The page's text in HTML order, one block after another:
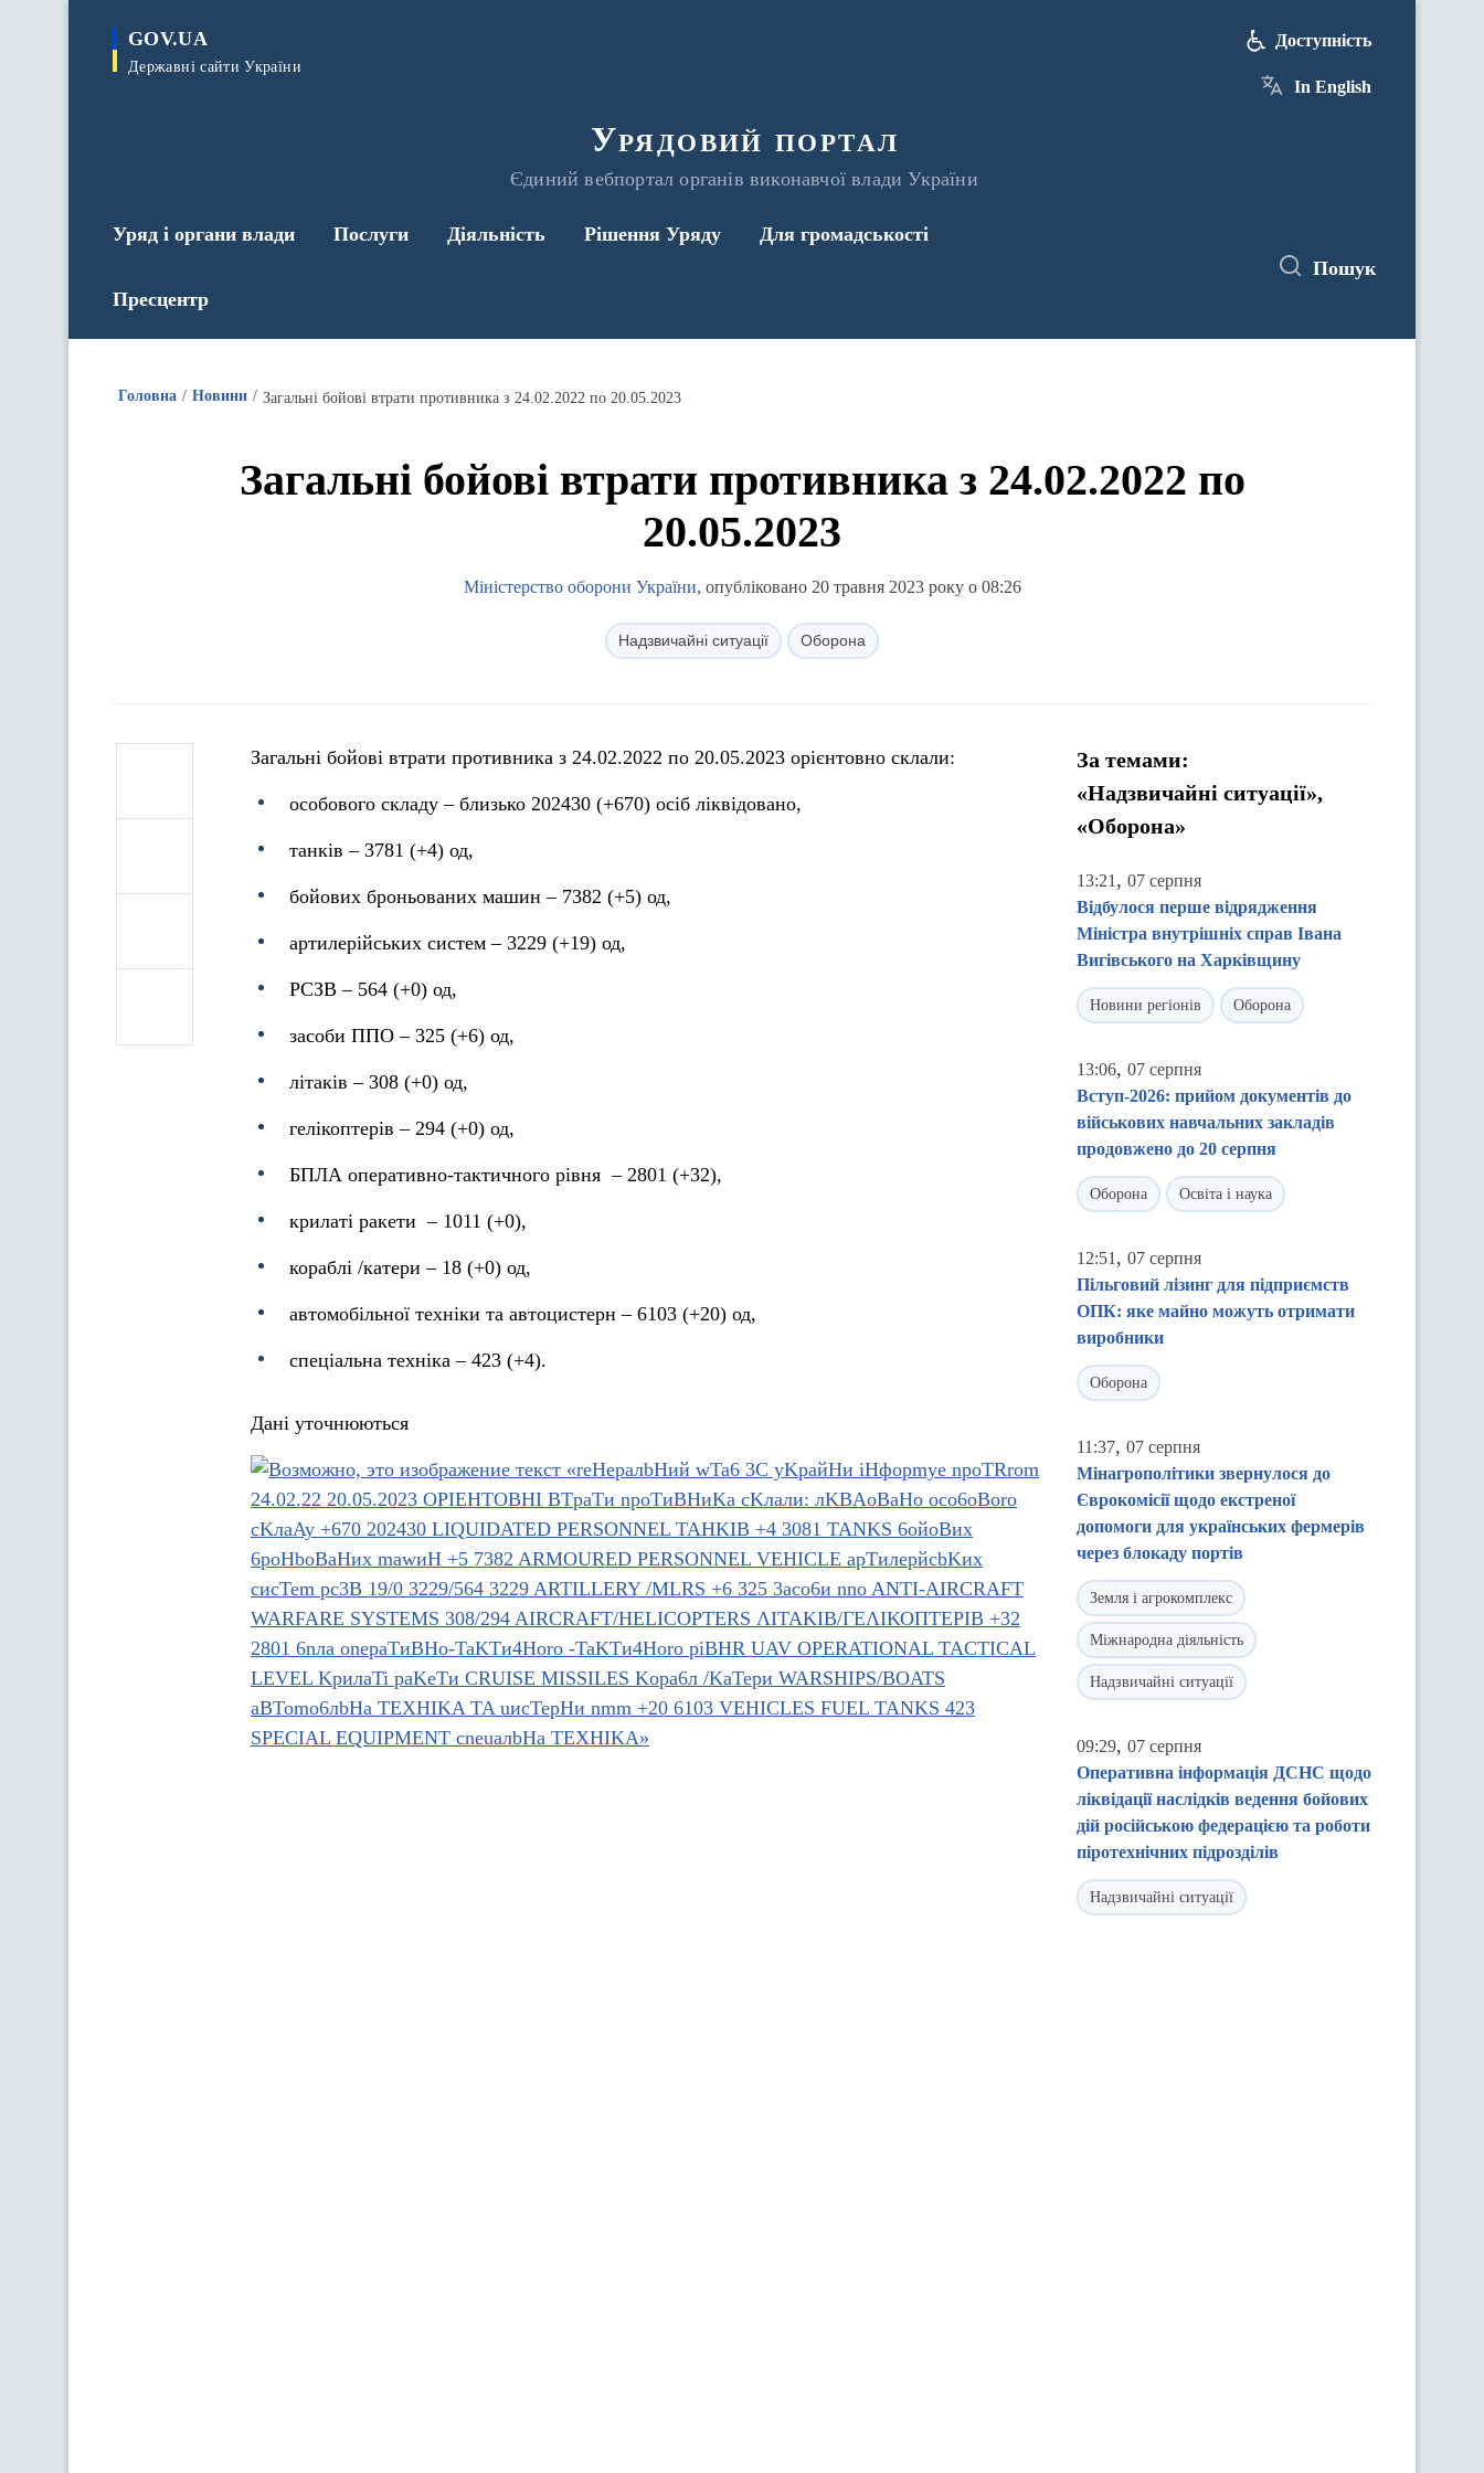
GOV.UA
Державні сайти України
Урядовий портал
Єдиний вебпортал органів виконавчої влади України
Доступність
In English
Уряд і органи влади Послуги Діяльність Рішення Уряду Для громадськості
Пресцентр
Пошук
Головна Новини Загальні бойові втрати противника з 24.02.2022 по 20.05.2023
Загальні бойові втрати противника з 24.02.2022 по
20.05.2023
Міністерство оборони України, опубліковано 20 травня 2023 року о 08:26
Надзвичайні ситуації Оборона
Загальні бойові втрати противника з 24.02.2022 по 20.05.2023 орієнтовно склали:
особового складу ‒ близько 202430 (+670) осіб ліквідовано,
танків ‒ 3781 (+4) од,
бойових броньованих машин ‒ 7382 (+5) од,
артилерійських систем – 3229 (+19) од,
РСЗВ – 564 (+0) од,
засоби ППО ‒ 325 (+6) од,
літаків – 308 (+0) од,
гелікоптерів – 294 (+0) од,
БПЛА оперативно-тактичного рівня – 2801 (+32),
крилаті ракети ‒ 1011 (+0),
кораблі /катери ‒ 18 (+0) од,
автомобільної техніки та автоцистерн – 6103 (+20) од,
спеціальна техніка ‒ 423 (+4).
Дані уточнюються
За темами:
«Надзвичайні ситуації»,
«Оборона»
13:21 , 07 серпня
Відбулося перше відрядження
Міністра внутрішніх справ Івана
Вигівського на Харківщину
Новини регіонів Оборона
13:06, 07 серпня
Вступ-2026: прийом документів до
військових навчальних закладів
продовжено до 20 серпня
Оборона Освіта і наука
12:51 , 07 серпня
Пільговий лізинг для підприємств
ОПК: яке майно можуть отримати
виробники
Оборона
11:37, 07 серпня
Мінагрополітики звернулося до
Єврокомісії щодо екстреної
допомоги для українських фермерів
через блокаду портів
Земля і агрокомплекс
Міжнародна діяльність
Надзвичайні ситуації
09:29, 07 серпня
Оперативна інформація ДСНС щодо
ліквідації наслідків ведення бойових
дій російською федерацією та роботи
піротехнічних підрозділів
Надзвичайні ситуації